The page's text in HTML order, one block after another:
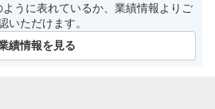
うに表れているか、業績情報よりご
いただけます。
績情報を見る